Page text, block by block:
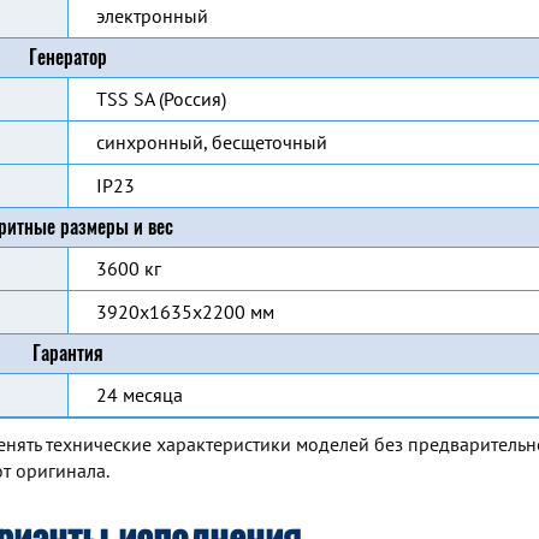
электронный
Генератор
TSS SA (Россия)
синхронный, бесщеточный
IP23
размеры и вес
3600 кг
3920x1635x2200 мм
Гарантия
24 месяца
технические характеристики моделей без
оригинала.